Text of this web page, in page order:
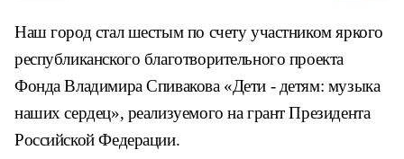
Наш город стал шестым по счету участником яркого
республиканского благотворительного проекта
Фонда Владимира Спивакова «Дети - детям: музыка
наших сердец», реализуемого на грант Президента
Российской Федерации.